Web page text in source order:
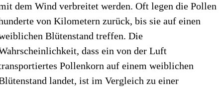
dem Wind verbreitet werden. Oft legen die Pollen
von Kilometern zurück, bis sie auf einen
Blütenstand treffen. Die
dass ein von der Luft
Pollenkorn auf einem weiblichen
landet, ist im Vergleich zu einer